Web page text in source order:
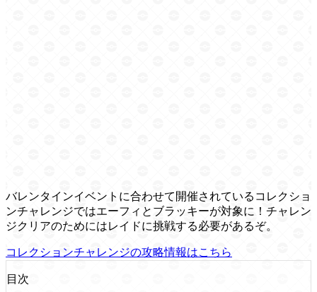
バレンタインイベントに合わせて開催されているコレクショ
ンチャレンジではエーフィとブラッキーが対象に！チャレン
ジクリアのためにはレイドに挑戦する必要があるぞ。
コレクションチャレンジの攻略情報はこちら
目次